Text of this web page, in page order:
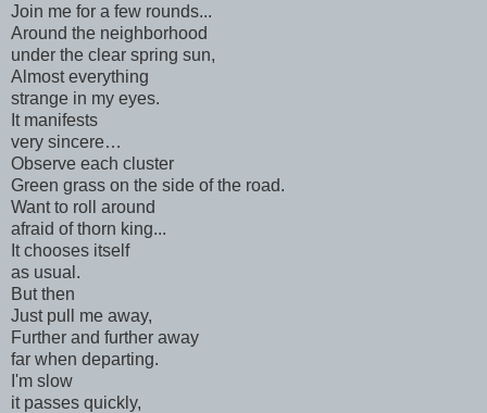
Join me for a few rounds...
Around the neighborhood
under the clear spring sun,
Almost everything
strange in my eyes.
It manifests
very sincere…
Observe each cluster
Green grass on the side of the road.
Want to roll around
afraid of thorn king...
It chooses itself
as usual.
But then
Just pull me away,
Further and further away
far when departing.
I'm slow
it passes quickly,